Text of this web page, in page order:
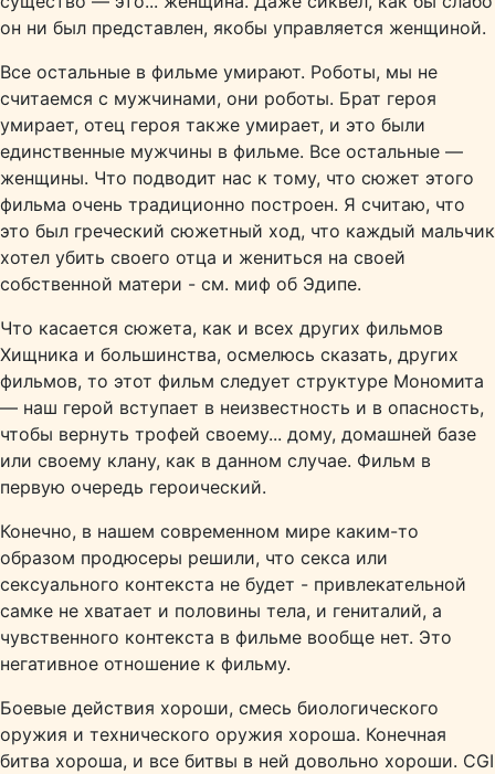
он ни был представлен, якобы управляется женщиной.
Все остальные в фильме умирают. Роботы, мы не
считаемся с мужчинами, они роботы. Брат героя
умирает, отец героя также умирает, и это были
единственные мужчины в фильме. Все остальные —
женщины. Что подводит нас к тому, что сюжет этого
фильма очень традиционно построен. Я считаю, что
это был греческий сюжетный ход, что каждый мальчик
хотел убить своего отца и жениться на своей
собственной матери - см. миф об Эдипе.
Что касается сюжета, как и всех других фильмов
Хищника и большинства, осмелюсь сказать, других
фильмов, то этот фильм следует структуре Мономита
— наш герой вступает в неизвестность и в опасность,
чтобы вернуть трофей своему... дому, домашней базе
или своему клану, как в данном случае. Фильм в
первую очередь героический.
Конечно, в нашем современном мире каким-то
образом продюсеры решили, что секса или
сексуального контекста не будет - привлекательной
самке не хватает и половины тела, и гениталий, а
чувственного контекста в фильме вообще нет. Это
негативное отношение к фильму.
Боевые действия хороши, смесь биологического
оружия и технического оружия хороша. Конечная
битва хороша, и все битвы в ней довольно хороши. CGI